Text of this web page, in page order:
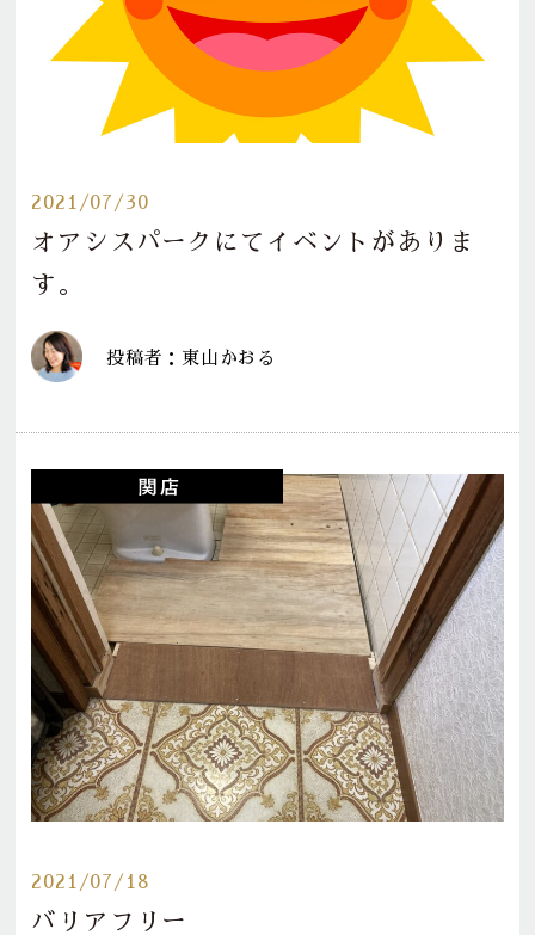
2021/07/30
オアシスパークにてイベントがありま
す。
投稿者：東山かおる
2021/07/18
バリアフリー